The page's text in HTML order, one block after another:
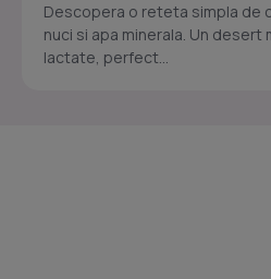
Descopera o reteta simpla de
nuci si apa minerala. Un desert
lactate, perfect...